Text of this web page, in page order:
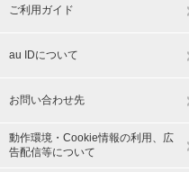
ご利用ガイド
au IDについて
お問い合わせ先
動作環境・Cookie情報の利用、広
告配信等について